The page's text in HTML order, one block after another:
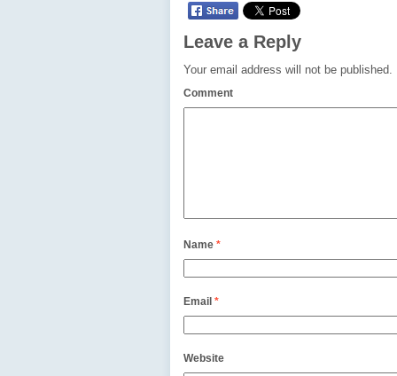
Leave a Reply
Your email address will not be published.
Comment
Name *
Email *
Website